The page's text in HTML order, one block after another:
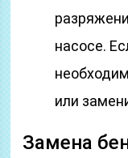
насосе.
или
Замена